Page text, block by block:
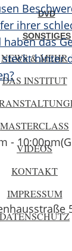
DVD
SONSTIGES
NEWS & MEHR
DAS INSTITUT
MASTERCLASS
VIDEOS
KONTAKT
IMPRESSUM
DATENSCHUTZ
ihrer
das
hinter
-10:00pm